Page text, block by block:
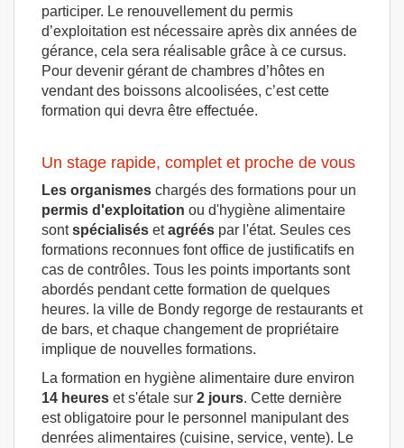
participer. Le renouvellement du permis
d’exploitation est nécessaire après dix années de
gérance, cela sera réalisable grâce à ce cursus.
Pour devenir gérant de chambres d’hôtes en
vendant des boissons alcoolisées, c’est cette
formation qui devra être effectuée.
Un stage rapide, complet et proche de vous
Les organismes chargés des formations pour un
permis d'exploitation ou d'hygiène alimentaire
sontspécialisés etagréés par l'état. Seules ces
formations reconnues font office de justificatifs en
cas de contrôles. Tous les points importants sont
abordés pendant cette formation de quelques
heures. la ville de Bondy regorge de restaurants et
de bars, et chaque changement de propriétaire
implique de nouvelles formations.
La formation en hygiène alimentaire dure environ
14 heures et s'étale sur 2 jours. Cette dernière
est obligatoire pour le personnel manipulant des
denrées alimentaires (cuisine, service, vente). Le